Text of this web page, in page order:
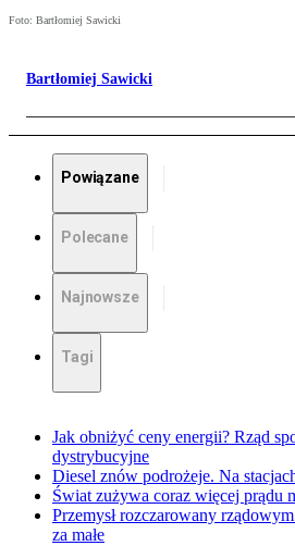
Foto: Bartłomiej Sawicki
Bartłomiej Sawicki
Powiązane
Polecane
Najnowsze
Tagi
Jak obniżyć ceny energii? Rząd
dystrybucyjne
Diesel znów podrożeje. Na
Świat zużywa coraz więcej prądu
Przemysł rozczarowany
za małe